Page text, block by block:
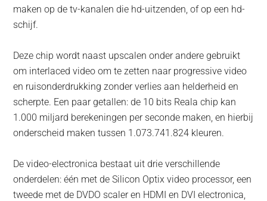
maken op de tv-kanalen die hd-uitzenden, of op een hd-
schijf.
Deze chip wordt naast upscalen onder andere gebruikt
om interlaced video om te zetten naar progressive video
en ruisonderdrukking zonder verlies aan helderheid en
scherpte. Een paar getallen: de 10 bits Reala chip kan
1.000 miljard berekeningen per seconde maken, en hierbij
onderscheid maken tussen 1.073.741.824 kleuren.
De video-electronica bestaat uit drie verschillende
onderdelen: één met de Silicon Optix video processor, een
tweede met de DVDO scaler en HDMI en DVI electronica,